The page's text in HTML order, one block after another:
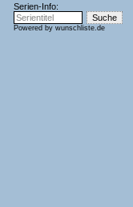
Serien-Info:
Powered by wunschliste.de